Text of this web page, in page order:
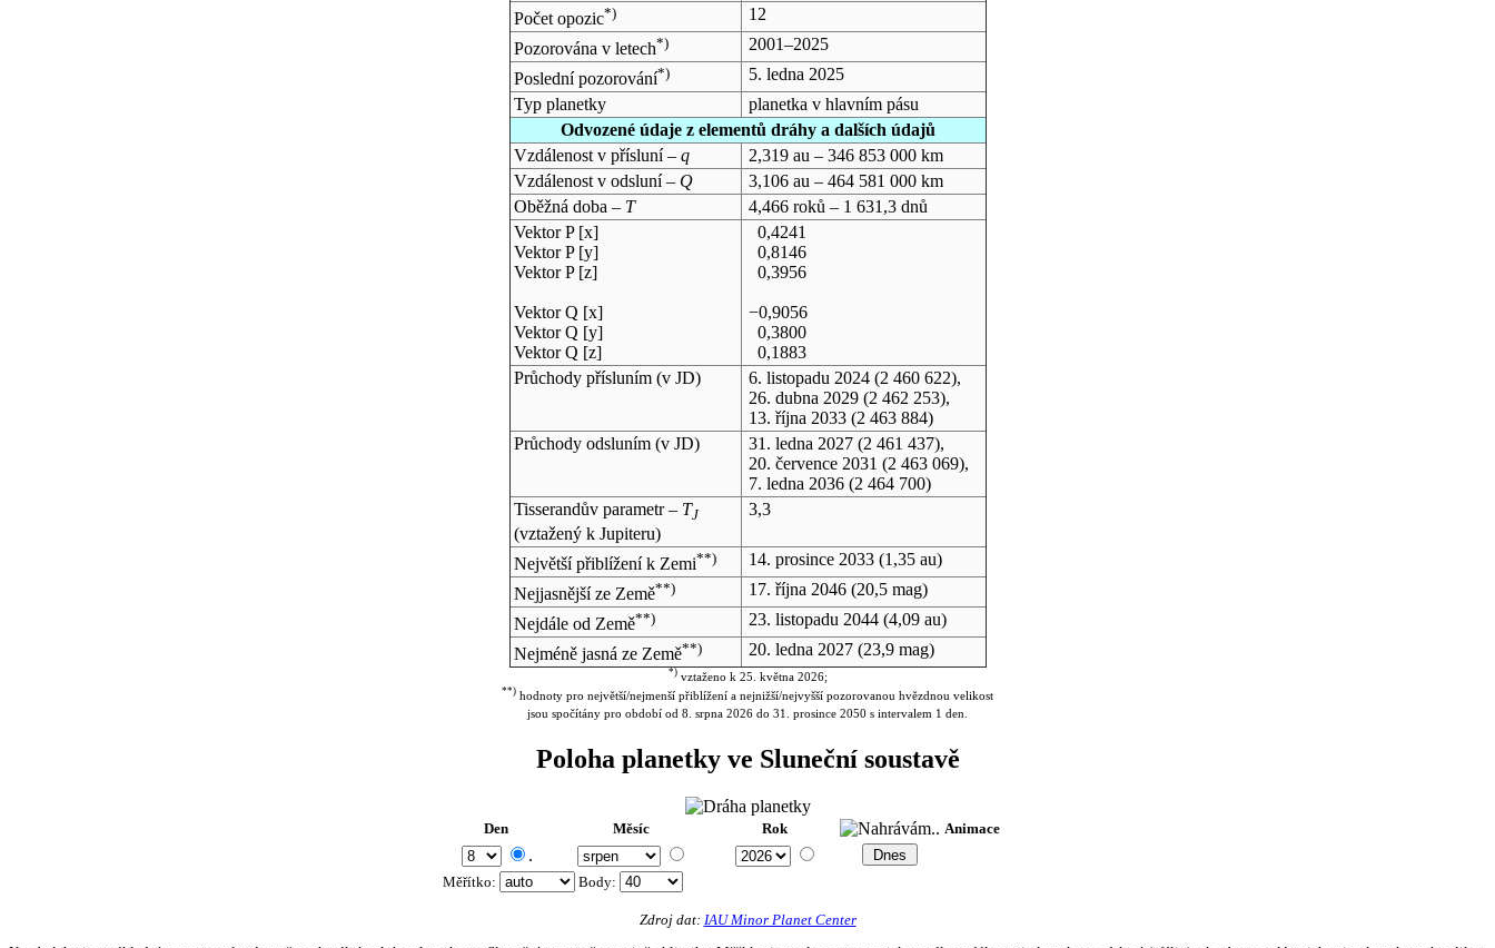
Počet opozic*)
12
Pozorována v letech*)
2001–2025
Poslední pozorování*)
5. ledna 2025
Typ planetky
planetka v hlavním pásu
Odvozené údaje z elementů dráhy a dalších údajů
Vzdálenost v přísluní – q
2,319 au – 346 853 000 km
Vzdálenost v odsluní – Q
3,106 au – 464 581 000 km
Oběžná doba – T
4,466 roků – 1 631,3 dnů
Vektor P [x]
Vektor P [y]
Vektor P [z]
Vektor Q [x]
Vektor Q [y]
Vektor Q [z]
0,4241
0,8146
0,3956
−0,9056
0,3800
0,1883
Průchody přísluním (v JD) 6. listopadu 2024(2 460 622),
26. dubna 2029(2 462 253),
13. října 2033(2 463 884)
Průchody odsluním (v JD) 31. ledna 2027(2 461 437),
20. července 2031 (2 463 069),
7. ledna 2036(2 464 700)
Tisserandův parametr – TJ
(vztažený k Jupiteru)
3,3
Největší přiblížení k Zemi**) 14. prosince 2033(1,35 au)
Nejjasnější ze Země**) 17. října 2046(20,5 mag)
Nejdále od Země**) 23. listopadu 2044(4,09 au)
Nejméně jasná ze Země**) 20. ledna 2027(23,9 mag)
*)vztaženo k 25. května 2026;
**) hodnoty pro největší/nejmenší přiblížení a nejnižší/nejvyšší pozorovanou hvězdnou velikost
jsou spočítány pro období od 8. srpna 2026 do 31. prosince 2050 s intervalem 1 den.
Poloha planetky ve Sluneční soustavě
Den Měsíc Rok Animace
.
Měřítko: Body:
Zdroj dat: IAU Minor Planet Center